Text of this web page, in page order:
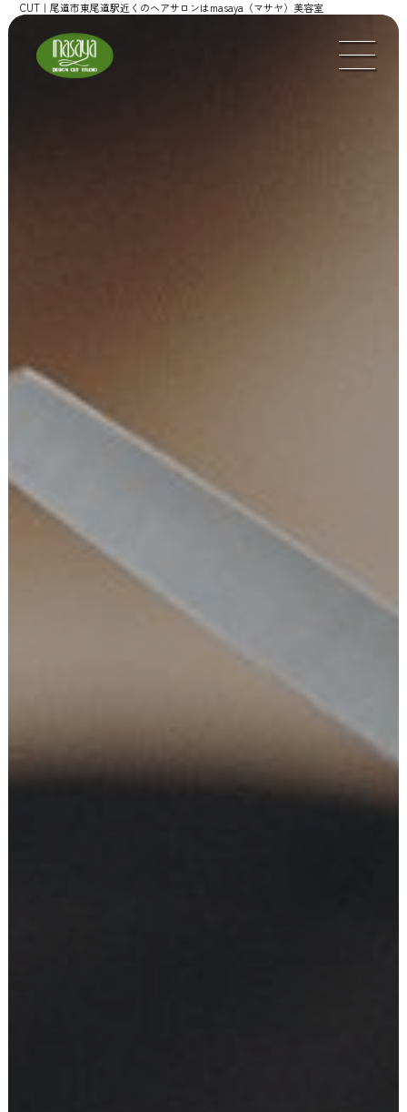
CUT｜尾道市東尾道駅近くのヘアサロンはmasaya（マサヤ）美容室